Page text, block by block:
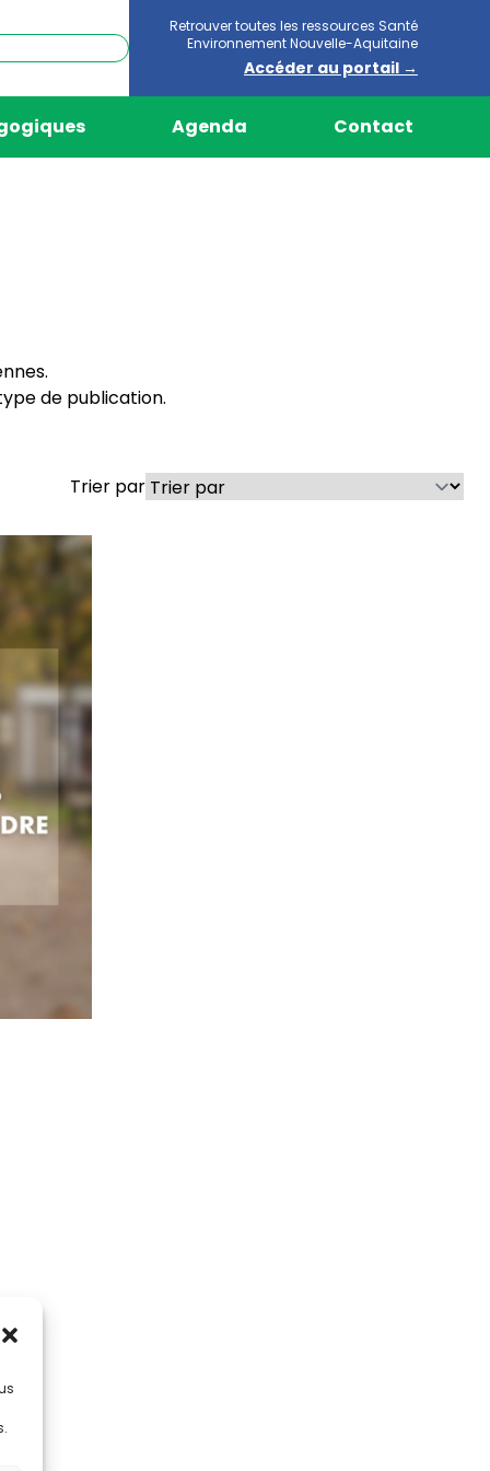
Retrouver toutes les ressources Santé
Environnement Nouvelle-Aquitaine
Accéder au portail →
Agenda Contact
de publication.
Trier par